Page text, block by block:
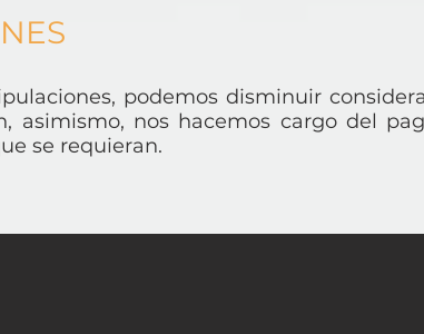
podemos disminuir
asimismo, nos hacemos cargo del
se requieran.